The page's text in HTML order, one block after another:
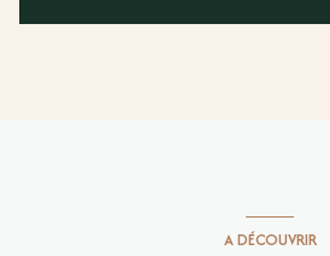
A DÉCOUVRIR